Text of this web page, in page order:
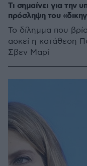
Τι σημαίνει για την
πρόσληψη του
Το δίλημμα που
ασκεί η κατάθεση
Σβεν Μαρί